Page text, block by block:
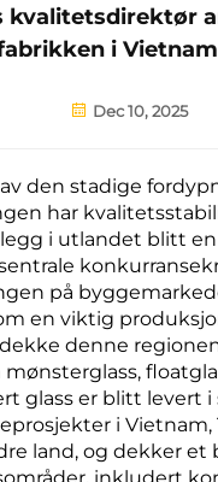
kvalitetsdirektør
i Vietnam
Dec 10, 2025
den stadige
har
i utlandet blitt
på
en viktig
denne
mønsterglass,
glass er blitt levert
i Vietnam,
land, og dekker